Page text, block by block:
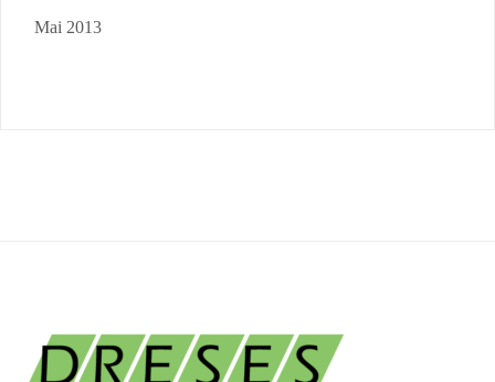
Mai 2013